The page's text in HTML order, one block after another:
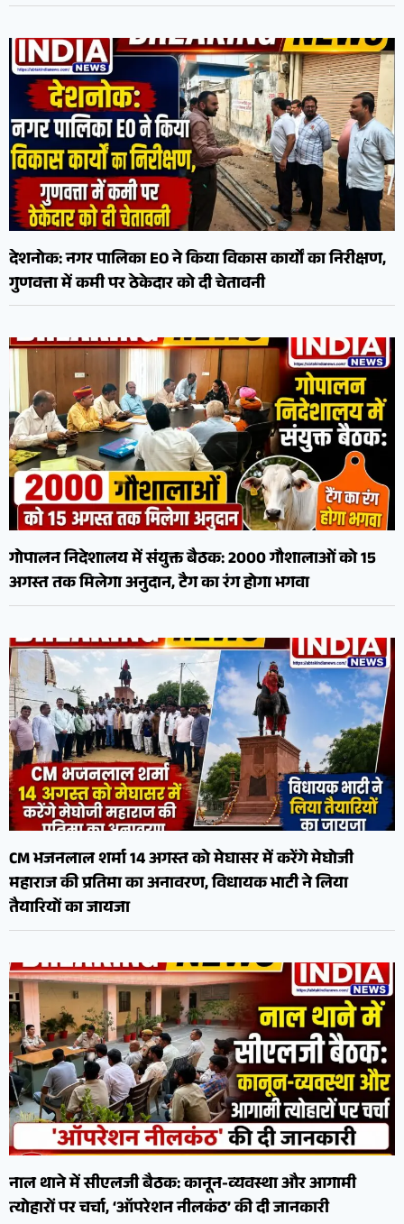
देशनोक: नगर पालिका EO ने किया विकास कार्यों का निरीक्षण,
गुणवत्ता में कमी पर ठेकेदार को दी चेतावनी
गोपालन निदेशालय में संयुक्त बैठक: 2000 गौशालाओं को 15
अगस्त तक मिलेगा अनुदान, टैग का रंग होगा भगवा
CM भजनलाल शर्मा 14 अगस्त को मेघासर में करेंगे मेघोजी
महाराज की प्रतिमा का अनावरण, विधायक भाटी ने लिया
तैयारियों का जायजा
नाल थाने में सीएलजी बैठक: कानून-व्यवस्था और आगामी
त्योहारों पर चर्चा, ‘ऑपरेशन नीलकंठ’ की दी जानकारी